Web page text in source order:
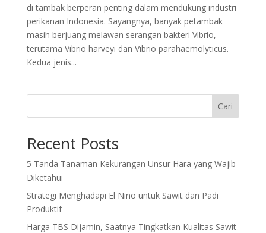
di tambak berperan penting dalam mendukung industri
perikanan Indonesia. Sayangnya, banyak petambak
masih berjuang melawan serangan bakteri Vibrio,
terutama Vibrio harveyi dan Vibrio parahaemolyticus.
Kedua jenis...
Cari
Recent Posts
5 Tanda Tanaman Kekurangan Unsur Hara yang Wajib
Diketahui
Strategi Menghadapi El Nino untuk Sawit dan Padi
Produktif
Harga TBS Dijamin, Saatnya Tingkatkan Kualitas Sawit